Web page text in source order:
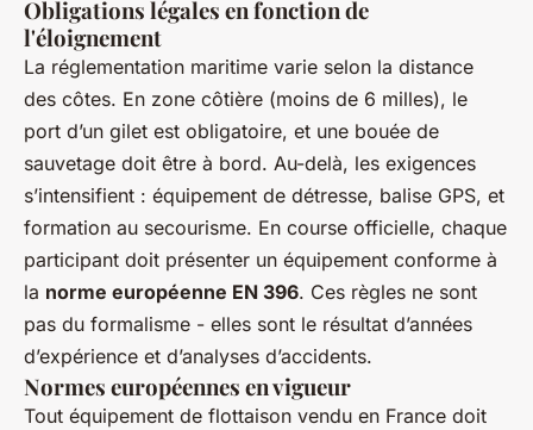
Obligations légales en fonction de
l'éloignement
La réglementation maritime varie selon la distance
des côtes. En zone côtière (moins de 6 milles), le
port d’un gilet est obligatoire, et une bouée de
sauvetage doit être à bord. Au-delà, les exigences
s’intensifient : équipement de détresse, balise GPS, et
formation au secourisme. En course officielle, chaque
participant doit présenter un équipement conforme à
la norme européenne EN 396. Ces règles ne sont
pas du formalisme - elles sont le résultat d’années
d’expérience et d’analyses d’accidents.
Normes européennes en vigueur
Tout équipement de flottaison vendu en France doit